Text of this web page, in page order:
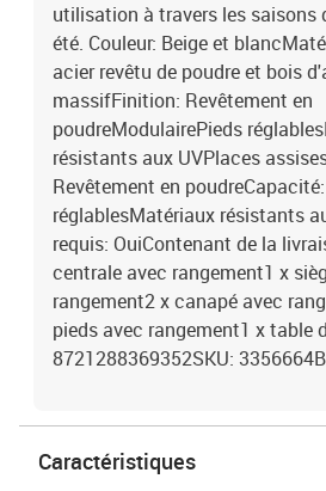
utilisation à travers les saisons
été. Couleur: Beige et
acier revêtu de poudre et bois
massifFinition: Revêtement en
poudreModulairePieds
résistants aux UVPlaces
Revêtement en
réglablesMatériaux résistants
requis: OuiContenant de la
centrale avec rangement1 x
rangement2 x canapé avec
pieds avec rangement1 x table
8721288369352SKU:
Caractéristiques